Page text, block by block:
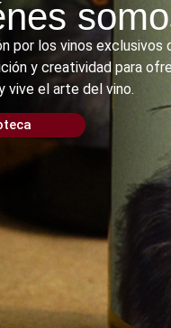
por los vinos
y creatividad para
vive el arte del vino.